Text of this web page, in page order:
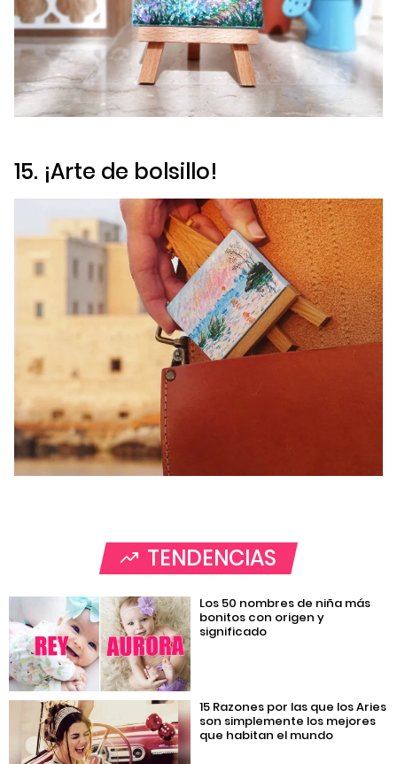
15. ¡Arte de bolsillo!
TENDENCIAS
Los 50 nombres de niña más
bonitos con origen y
significado
15 Razones por las que los Aries
son simplemente los mejores
que habitan el mundo